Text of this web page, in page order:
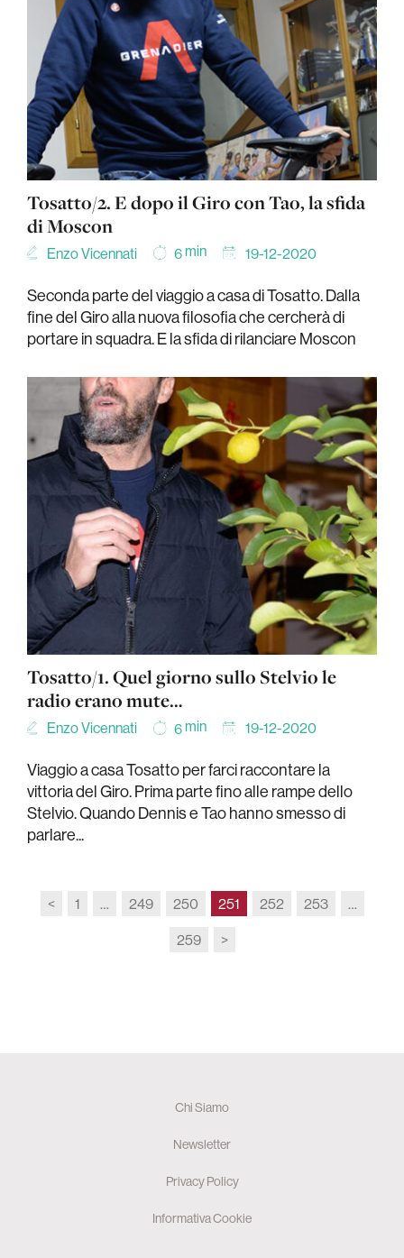
Tosatto/2. E dopo il Giro con Tao, la sfida
di Moscon
Enzo Vicennati 6min 19-12-2020
Seconda parte del viaggio a casa di Tosatto. Dalla
fine del Giro alla nuova filosofia che cercherà di
portare in squadra. E la sfida di rilanciare Moscon
Tosatto/1. Quel giorno sullo Stelvio le
radio erano mute…
Enzo Vicennati 6min 19-12-2020
Viaggio a casa Tosatto per farci raccontare la
vittoria del Giro. Prima parte fino alle rampe dello
Stelvio. Quando Dennis e Tao hanno smesso di
parlare...
< 1 … 249 250 251 252 253
…
259
>
Chi Siamo
Newsletter
Privacy Policy
Informativa Cookie